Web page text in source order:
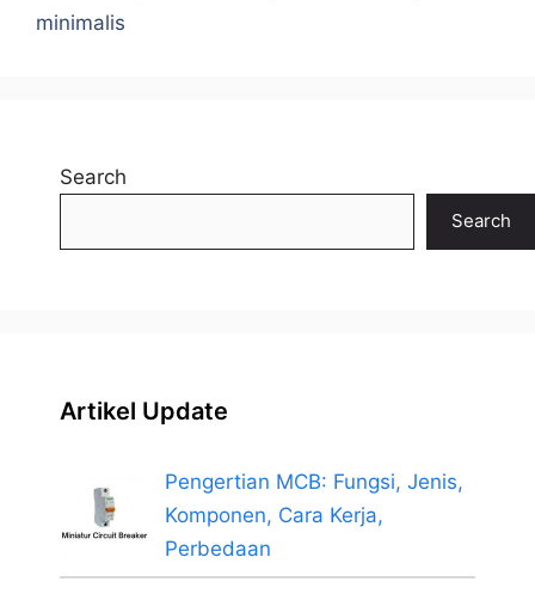
minimalis
Search
Search
Artikel Update
Pengertian MCB: Fungsi, Jenis,
Komponen, Cara Kerja,
Perbedaan